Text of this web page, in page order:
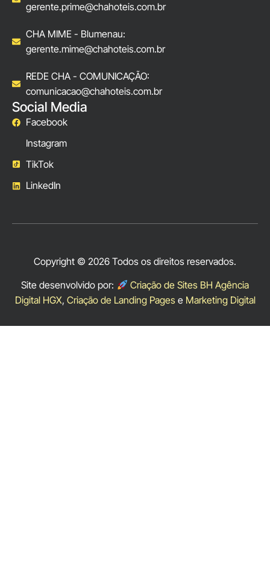
gerente.prime@chahoteis.com.br
CHA MIME - Blumenau:
gerente.mime@chahoteis.com.br
REDE CHA - COMUNICAÇÃO:
comunicacao@chahoteis.com.br
Social Media
Facebook
Instagram
TikTok
LinkedIn
Copyright © 2026 Todos os direitos reservados.
Site desenvolvido por:
Criação de Sites BH Agência
Digital HGX, Criação de Landing Pagese Marketing Digital